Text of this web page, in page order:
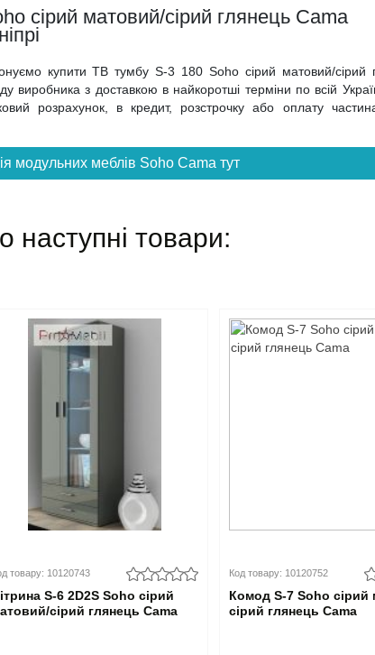
сірий матовий/сірий глянець Cama
купити ТВ тумбу S-3 180 Soho сірий матовий/сірий
виробника з доставкою в найкоротші терміни по всій
розрахунок, в кредит, розстрочку або оплату
модульних меблів Soho Cama тут
товари:
товару: 10120743
S-6 2D2S Soho сірий
сірий глянець Cama
Код товару: 10120752
Комод S-7 Soho сірий
сірий глянець Cama